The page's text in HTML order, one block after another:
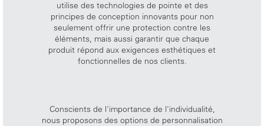
utilise des technologies de pointe et des
principes de conception innovants pour non
seulement offrir une protection contre les
éléments, mais aussi garantir que chaque
produit répond aux exigences esthétiques et
fonctionnelles de nos clients.
Conscients de l'importance de l'individualité,
nous proposons des options de personnalisation